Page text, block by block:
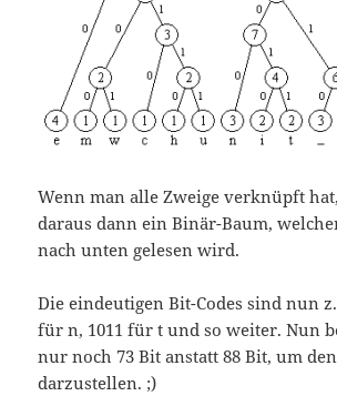
Wenn man alle Zweige verknüpft
daraus dann ein Binär-Baum,
nach unten gelesen wird.
Die eindeutigen Bit-Codes sind nun
für n, 1011 für t und so weiter. Nun
nur noch 73 Bit anstatt 88 Bit, um
darzustellen. ;)